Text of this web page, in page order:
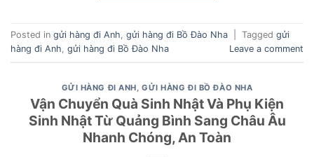
Posted in gửi hàng đi Anh gửi hàng đi Bồ Đào Nha Tagged gửi
hàng đi Anh gửi hàng đi Bồ Đào Nha Leave a comment
GỬI HÀNG ĐI ANH ,GỬI HÀNG ĐI BỒ ĐÀO NHA
Vận Chuyển Quà Sinh Nhật Và Phụ Kiện
Sinh Nhật Từ Quảng Bình Sang Châu Âu
Nhanh Chóng, An Toàn